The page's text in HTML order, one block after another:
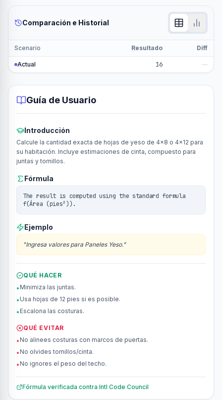
Comparación e Historial
Scenario Resultado Diff
Actual 16 —
Guía de Usuario
Introducción
Calcule la cantidad exacta de hojas de yeso de 4x8 o 4x12 para
su habitación. Incluye estimaciones de cinta, compuesto para
juntas y tornillos.
Fórmula
The result is computed using the standard formula
f(Área (pies²)).
Ejemplo
"Ingresa valores para Paneles Yeso."
QUÉ HACER
• Minimiza las juntas.
• Usa hojas de 12 pies si es posible.
• Escalona las costuras.
QUÉ EVITAR
• No alinees costuras con marcos de puertas.
• No olvides tornillos/cinta.
• No ignores el peso del techo.
Fórmula verificada contra Intl Code Council